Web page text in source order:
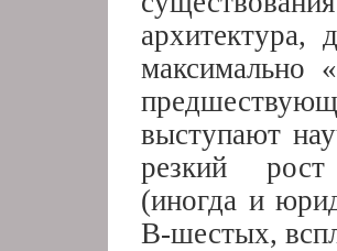
архитектура,
максимально
выступают
резкий рост
(иногда и
В-шестых,